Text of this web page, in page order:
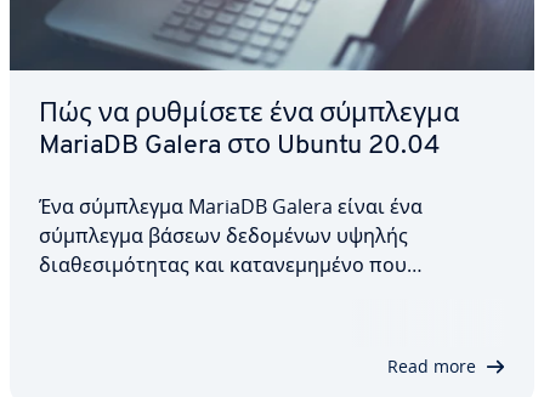
Πώς να ρυθμίσετε ένα σύμπλεγμα
MariaDB Galera στο Ubuntu 20.04
Ένα σύμπλεγμα MariaDB Galera είναι ένα
σύμπλεγμα βάσεων δεδομένων υψηλής
διαθεσιμότητας και κατανεμημένο που
επεξεργάζονται ταυτόχρονα λειτουργίες…
Read more